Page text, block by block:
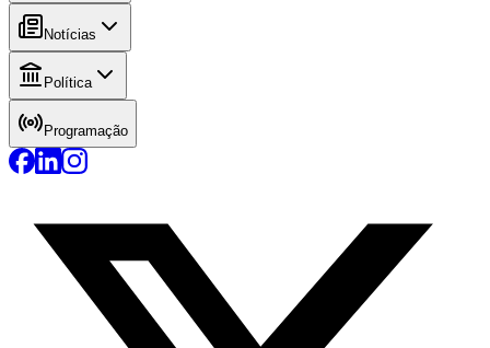
Notícias
Política
Programação